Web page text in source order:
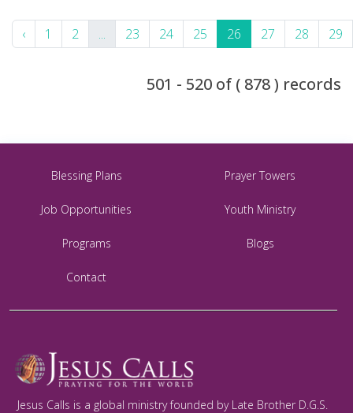
‹ 1 2 ... 23 24 25 26 27 28 29
501 - 520 of ( 878 ) records
Blessing Plans Prayer Towers
Job Opportunities Youth Ministry
Programs Blogs
Contact
Jesus Calls is a global ministry founded by Late Brother D.G.S.